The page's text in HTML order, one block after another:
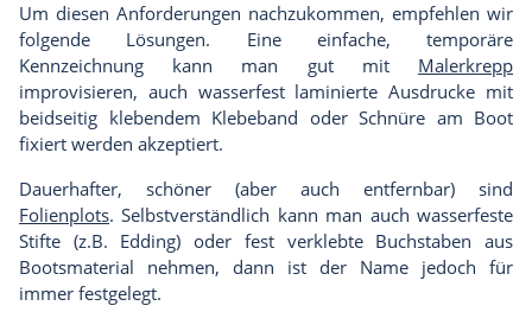
Um diesen Anforderungen nachzukommen, empfehlen wir
folgende Lösungen. Eine einfache, temporäre
Kennzeichnung kann man gut mit Malerkrepp
improvisieren, auch wasserfest laminierte Ausdrucke mit
beidseitig klebendem Klebeband oder Schnüre am Boot
fixiert werden akzeptiert.
Dauerhafter, schöner (aber auch entfernbar) sind
Folienplots. Selbstverständlich kann man auch wasserfeste
Stifte (z.B. Edding) oder fest verklebte Buchstaben aus
Bootsmaterial nehmen, dann ist der Name jedoch für
immer festgelegt.